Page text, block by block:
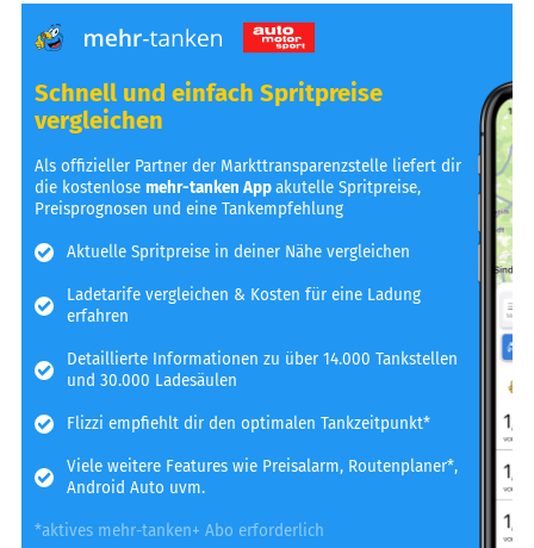
Schnell und einfach Spritpreise
vergleichen
Als offizieller Partner der Markttransparenzstelle liefert dir
die kostenlosemehr-tanken Appakutelle Spritpreise,
Preisprognosen und eine Tankempfehlung
Aktuelle Spritpreise in deiner Nähe vergleichen
Ladetarife vergleichen & Kosten für eine Ladung
erfahren
Detaillierte Informationen zu über 14.000 Tankstellen
und 30.000 Ladesäulen
Flizzi empfiehlt dir den optimalen Tankzeitpunkt*
Viele weitere Features wie Preisalarm, Routenplaner*,
Android Auto uvm.
*aktives mehr-tanken+ Abo erforderlich